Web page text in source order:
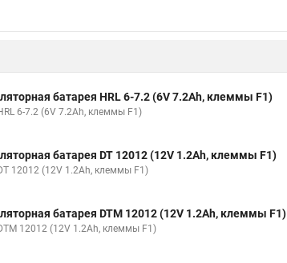
батарея HRL 6-7.2 (6V 7.2Ah, клеммы F1)
6-7.2 (6V 7.2Ah, клеммы F1)
батарея DT 12012 (12V 1.2Ah, клеммы F1)
12012 (12V 1.2Ah, клеммы F1)
батарея DTM 12012 (12V 1.2Ah, клеммы F1)
12012 (12V 1.2Ah, клеммы F1)